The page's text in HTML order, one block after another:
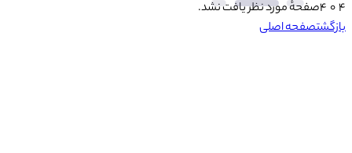
۴ ۰ ۴
صفحهٔ مورد نظر یافت نشد.
بازگشتصفحه اصلی